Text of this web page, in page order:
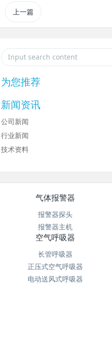
上一篇
为您推荐
新闻资讯
公司新闻
行业新闻
技术资料
气体报警器
报警器探头
报警器主机
空气呼吸器
长管呼吸器
正压式空气呼吸器
电动送风式呼吸器